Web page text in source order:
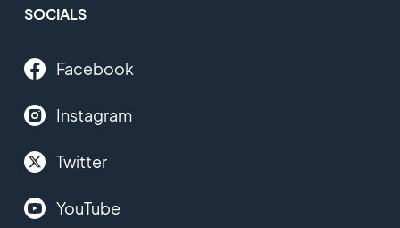
SOCIALS
Facebook
Instagram
Twitter
YouTube